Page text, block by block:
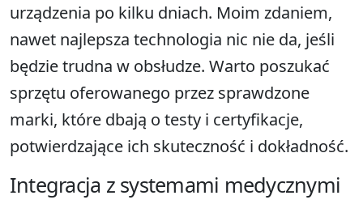
urządzenia po kilku dniach. Moim zdaniem,
nawet najlepsza technologia nic nie da, jeśli
będzie trudna w obsłudze. Warto poszukać
sprzętu oferowanego przez sprawdzone
marki, które dbają o testy i certyfikacje,
potwierdzające ich skuteczność i dokładność.
Integracja z systemami medycznymi